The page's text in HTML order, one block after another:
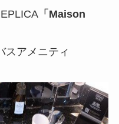
「Maison
スアメニティ